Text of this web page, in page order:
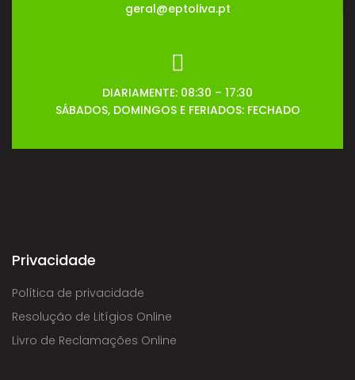
geral@eptoliva.pt
DIARIAMENTE: 08:30 – 17:30
SÁBADOS, DOMINGOS E FERIADOS: FECHADO
Privacidade
Política de privacidade
Resolução de Litígios Online
Livro de Reclamações Online